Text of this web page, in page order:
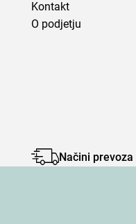
Kontakt
O podjetju
Načini prevoza